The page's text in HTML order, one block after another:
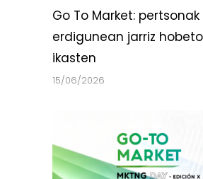
Go To Market: pertsonak
erdigunean jarriz
ikasten
15/06/2026